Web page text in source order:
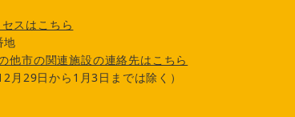
スはこちら
地
他市の関連施設の連絡先はこちら
29日から1月3日までは除く）